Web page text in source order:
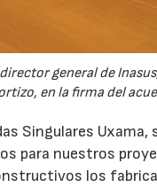
general de
en la firma del
Singulares
para nuestros
los